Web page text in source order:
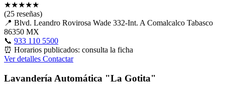
★★★★★
(25 reseñas)
📍 Blvd. Leandro Rovirosa Wade 332-Int. A Comalcalco Tabasco
86350 MX
📞 933 110 5500
⏰ Horarios publicados: consulta la ficha
Ver detalles Contactar
Lavandería Automática "La Gotita"